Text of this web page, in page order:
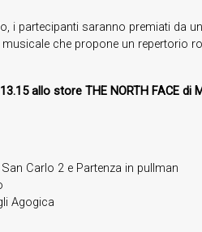
i partecipanti saranno premiati da
che propone un repertorio
allo store THE NORTH FACE di
Carlo 2 e Partenza in pullman
Agogica